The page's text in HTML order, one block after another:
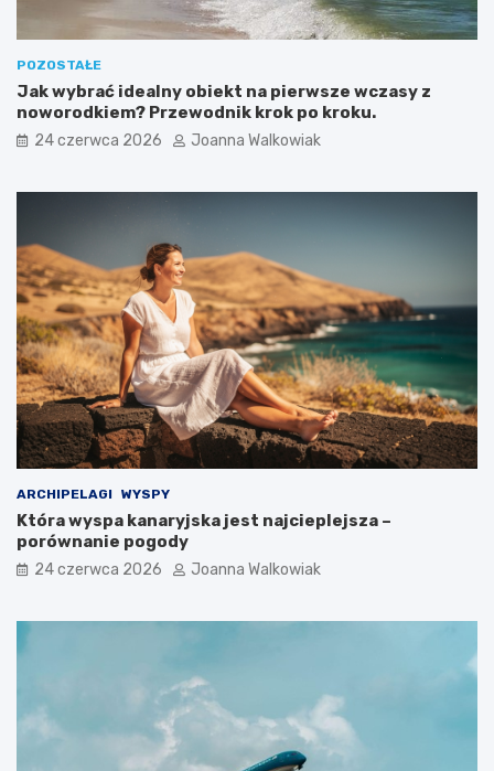
POZOSTAŁE
Jak wybrać idealny obiekt na pierwsze wczasy z
noworodkiem? Przewodnik krok po kroku.
24 czerwca 2026 Joanna Walkowiak
ARCHIPELAGI WYSPY
Która wyspa kanaryjska jest najcieplejsza –
porównanie pogody
24 czerwca 2026 Joanna Walkowiak